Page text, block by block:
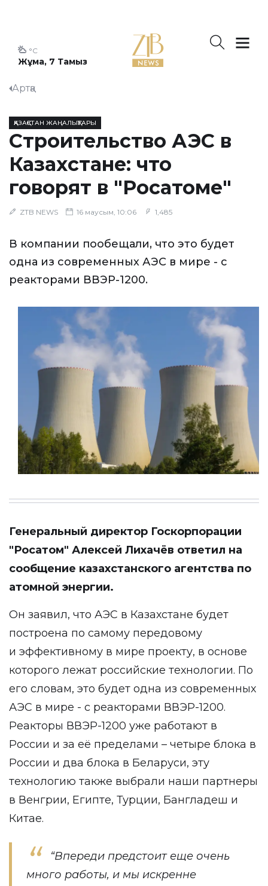
Жұма, 7 Тамыз
°C
Артқа
ҚАЗАҚСТАН ЖАҢАЛЫҚТАРЫ
Строительство АЭС в
Казахстане: что
говорят в "Росатоме"
ZTB NEWS 16 маусым, 10:06 1,485
В компании пообещали, что это будет
одна из современных АЭС в мире - с
реакторами ВВЭР-1200.
Генеральный директор Госкорпорации
"Росатом" Алексей Лихачёв ответил на
сообщение казахстанского агентства по
атомной энергии.
Он заявил, что АЭС в Казахстане будет
построена по самому передовому
и эффективному в мире проекту, в основе
которого лежат российские технологии. По
его словам, это будет одна из современных
АЭС в мире - с реакторами ВВЭР-1200.
Реакторы ВВЭР-1200 уже работают в
России и за её пределами – четыре блока в
России и два блока в Беларуси, эту
технологию также выбрали наши партнеры
в Венгрии, Египте, Турции, Бангладеш и
Китае.
“Впереди предстоит еще очень
много работы, и мы искренне